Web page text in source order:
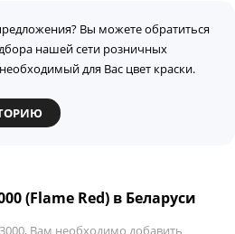
Вы можете обратиться
нашей сети розничных
для Вас цвет краски.
(Flame Red) в Беларуси
Вам необходимо добавить